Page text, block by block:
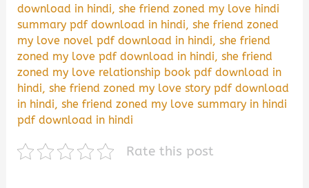
download in hindi,she friend zoned my love hindi
summary pdf download in hindi,she friend zoned
my love novel pdf download in hindi,she friend
zoned my love pdf download in hindi,she friend
zoned my love relationship book pdf download in
hindi,she friend zoned my love story pdf download
in hindi,she friend zoned my love summary in hindi
pdf download in hindi
Rate this post